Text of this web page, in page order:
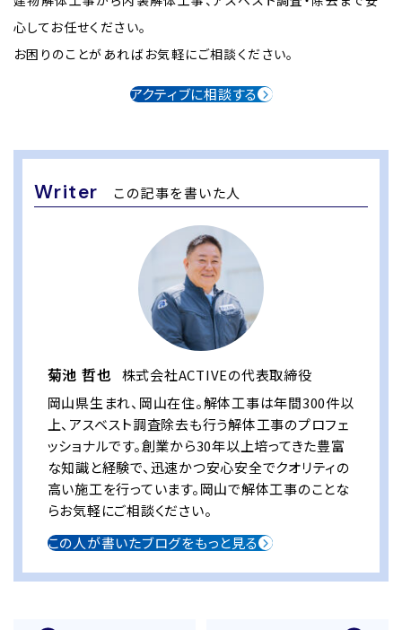
心してお任せください。
お困りのことがあればお気軽にご相談ください。
アクティブに相談する
Writer この記事を書いた人
菊池 哲也 株式会社ACTIVEの代表取締役
岡山県生まれ、岡山在住。解体工事は年間300件以
上、アスベスト調査除去も行う解体工事のプロフェ
ッショナルです。創業から30年以上培ってきた豊富
な知識と経験で、迅速かつ安心安全でクオリティの
高い施工を行っています。岡山で解体工事のことな
らお気軽にご相談ください。
この人が書いたブログをもっと見る